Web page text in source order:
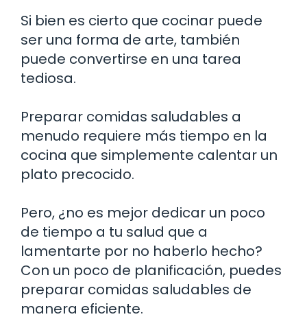
Si bien es cierto que cocinar puede
ser una forma de arte, también
puede convertirse en una tarea
tediosa.
Preparar comidas saludables a
menudo requiere más tiempo en la
cocina que simplemente calentar un
plato precocido.
Pero, ¿no es mejor dedicar un poco
de tiempo a tu salud que a
lamentarte por no haberlo hecho?
Con un poco de planificación, puedes
preparar comidas saludables de
manera eficiente.